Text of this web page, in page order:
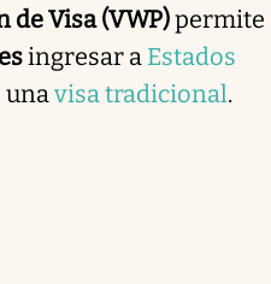
de Visa (VWP)permite
ingresar a Estados
visa tradicional.